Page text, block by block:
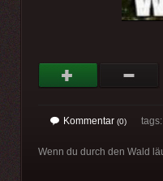
Kommentar (0)
Wenn du durch den Wald